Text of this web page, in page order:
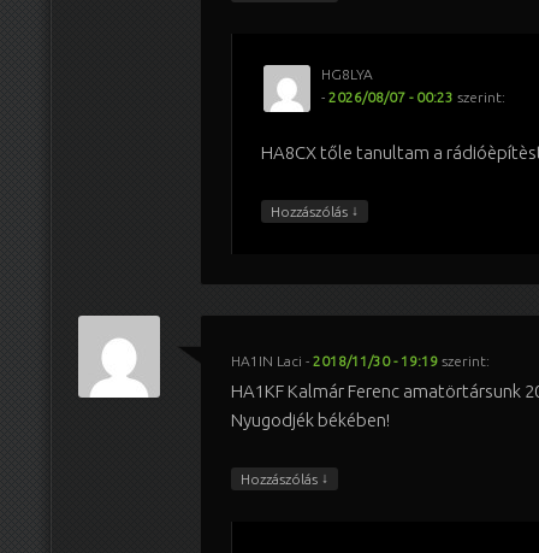
HG8LYA
- 2026/08/07 - 00:23 szerint:
HA8CX tőle tanultam a
Hozzászólás ↓
HA1IN Laci - 2018/11/30 - 19:19 szerint:
HA1KF Kalmár Ferenc amatörtársunk
Nyugodjék békében!
Hozzászólás ↓